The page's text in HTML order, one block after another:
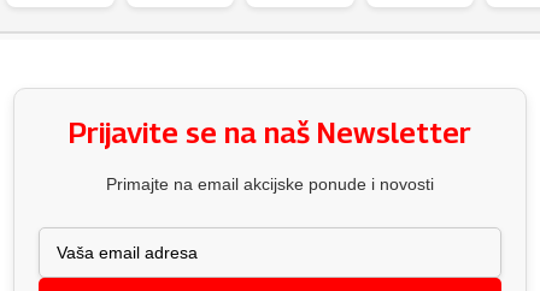
Prijavite se na naš Newsletter
Primajte na email akcijske ponude i novosti